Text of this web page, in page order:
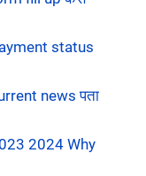
status
news पता
2024 Why